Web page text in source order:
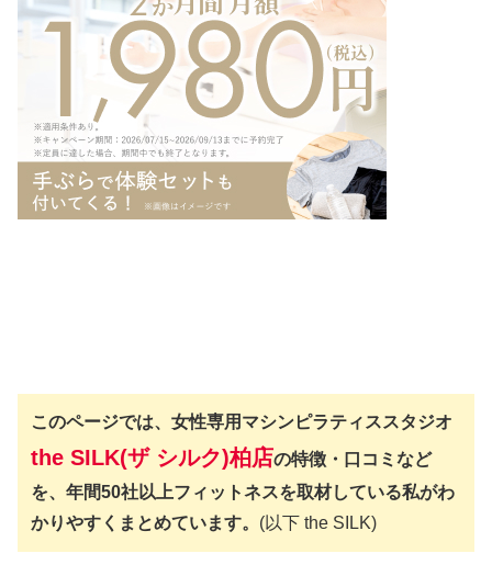
このページでは、女性専用マシンピラティススタジオ
the SILK(ザ シルク)柏店の特徴・口コミなど
を、年間50社以上フィットネスを取材している私がわ
かりやすくまとめています。 (以下 the SILK)